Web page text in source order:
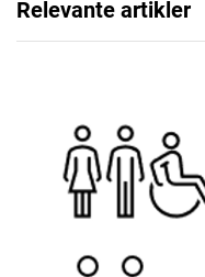
Relevante artikler